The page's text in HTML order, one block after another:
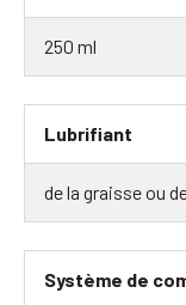
250 ml
Lubrifiant
de la graisse ou
Système de